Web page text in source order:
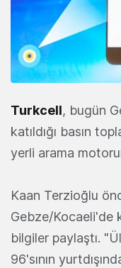
Turkcell, bugün
katıldığı basın
yerli arama
Kaan Terzioğlu
Gebze/Kocaeli'de
bilgiler paylaştı.
96'sının